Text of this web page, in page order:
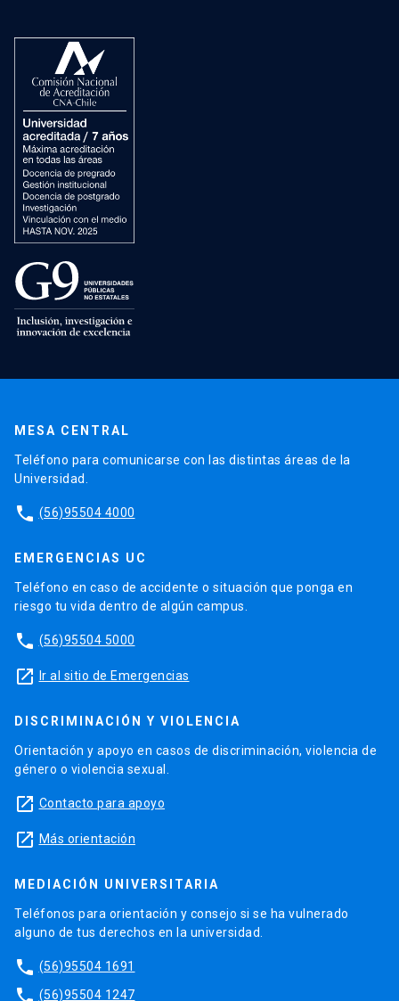
MESA CENTRAL
Teléfono para comunicarse con las distintas áreas de la
Universidad.
phone (56)95504 4000
EMERGENCIAS UC
Teléfono en caso de accidente o situación que ponga en
riesgo tu vida dentro de algún campus.
phone (56)95504 5000
launch Ir al sitio de Emergencias
DISCRIMINACIÓN Y VIOLENCIA
Orientación y apoyo en casos de discriminación, violencia de
género o violencia sexual.
launch Contacto para apoyo
launch Más orientación
MEDIACIÓN UNIVERSITARIA
Teléfonos para orientación y consejo si se ha vulnerado
alguno de tus derechos en la universidad.
phone (56)95504 1691
phone (56)95504 1247